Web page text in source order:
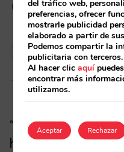
Pablo Delgado
30/01/2009
“Internet
hablando en
del tráfico web,
preferencias, ofrecer
mostrarle publicidad
elaborado a partir de
Podemos compartir la
publicitaria con terceros.
Al hacer clicaquí
encontrar más
utilizamos.
Aceptar Rechazar